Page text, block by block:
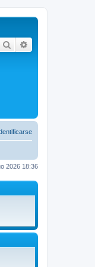
Buscar
2026 18:36